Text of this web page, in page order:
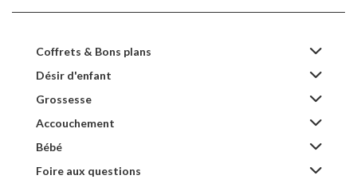
Coffrets & Bons plans
Désir d'enfant
Grossesse
Accouchement
Bébé
Foire aux questions